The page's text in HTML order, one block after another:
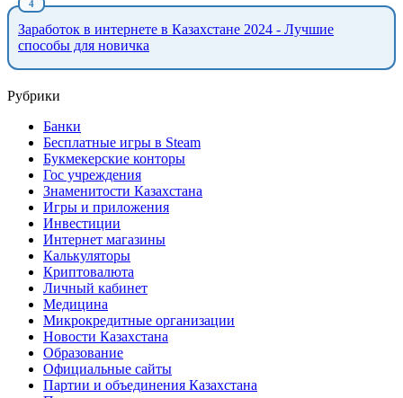
Заработок в интернете в Казахстане 2024 - Лучшие
способы для новичка
Рубрики
Банки
Бесплатные игры в Steam
Букмекерские конторы
Гос учреждения
Знаменитости Казахстана
Игры и приложения
Инвестиции
Интернет магазины
Калькуляторы
Криптовалюта
Личный кабинет
Медицина
Микрокредитные организации
Новости Казахстана
Образование
Официальные сайты
Партии и объединения Казахстана